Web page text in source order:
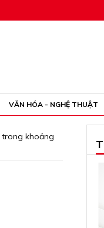
VĂN HÓA - NGHỆ THUẬT
trong khoảng